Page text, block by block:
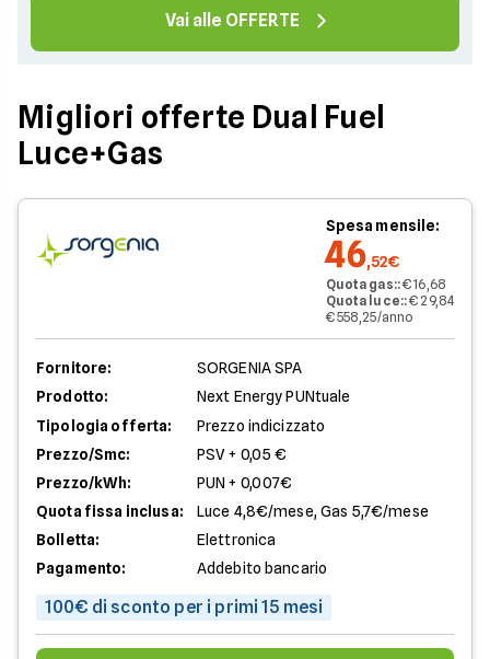
Vai alle OFFERTE
Migliori offerte Dual Fuel
Luce+Gas
Spesa mensile:
46,52€
Quota gas::€ 16,68
Quota luce::€ 29,84
€ 558,25/anno
Fornitore:
SORGENIA SPA
Prodotto:
Next Energy PUNtuale
Tipologia offerta:
Prezzo indicizzato
Prezzo/Smc:
PSV + 0,05 €
Prezzo/kWh:
PUN + 0,007€
Quota fissa inclusa:
Luce 4,8€/mese, Gas 5,7€/mese
Bolletta:
Elettronica
Pagamento:
Addebito bancario
100€ di sconto per i primi 15 mesi